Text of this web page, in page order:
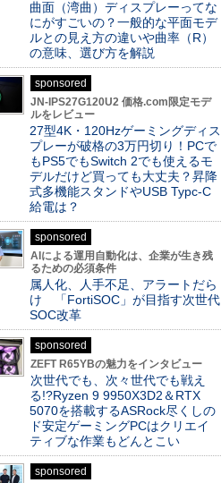
曲面（湾曲）ディスプレーってな
にがすごいの？一般的な平面モデ
ルとの見え方の違いや曲率（R）
の意味、選び方を解説
sponsored
JN-IPS27G120U2 価格.com限定モデ
ルをレビュー
27型4K・120Hzゲーミングディス
プレーが破格の3万円切り！PCで
もPS5でもSwitch 2でも使えるモ
デルだけど買っても大丈夫？昇降
式多機能スタンドやUSB Typc-C
給電は？
sponsored
AIによる運用自動化は、企業が生き残
るための必須条件
属人化、人手不足、アラートだら
け 「FortiSOC」が目指す次世代
SOC改革
sponsored
ZEFT R65YBの魅力をインタビュー
次世代でも、次々世代でも戦え
る!?Ryzen 9 9950X3D2＆RTX
5070を搭載するASRock尽くしの
ド安定ゲーミングPCはクリエイ
ティブな作業もどんとこい
sponsored